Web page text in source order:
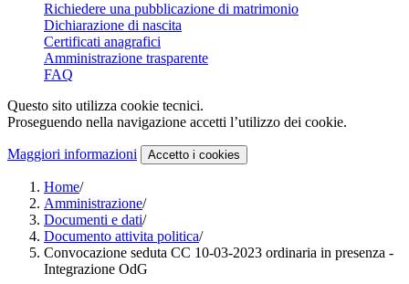
Richiedere una pubblicazione di matrimonio
Dichiarazione di nascita
Certificati anagrafici
Amministrazione trasparente
FAQ
Questo sito utilizza cookie tecnici.
Proseguendo nella navigazione accetti l’utilizzo dei cookie.
Maggiori informazioni Accetto i cookies
Home/
Amministrazione/
Documenti e dati/
Documento attivita politica/
Convocazione seduta CC 10-03-2023 ordinaria in presenza -
Integrazione OdG